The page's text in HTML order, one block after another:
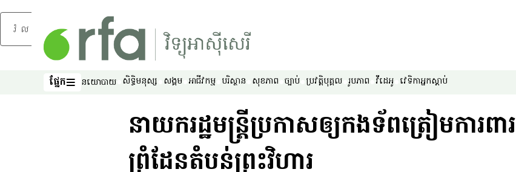
រំលងទៅមាតិកាចម្បង
ផ្នែក
ផ្នែក នយោបាយ សិទ្ធិ​មនុស្ស សង្គម អាជីវកម្ម បរិស្ថាន សុខភាព ច្បាប់ ប្រវត្តិបុគ្គល រូបភាព វីដេអូ វេទិកា​អ្នក​ស្ដាប់
នាយក​រដ្ឋមន្ត្រី​ប្រកាស​ឲ្យ​កងទ័ព​ត្រៀម​ការពារ​
ព្រំដែន​តំបន់​ព្រះវិហារ